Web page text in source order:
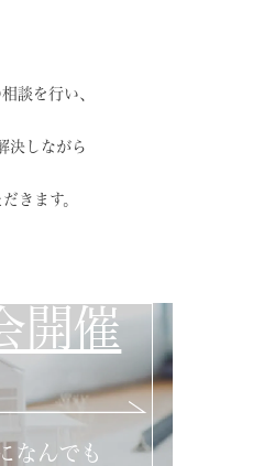
談を行い、
決しながら
きます。
開催
なんでも